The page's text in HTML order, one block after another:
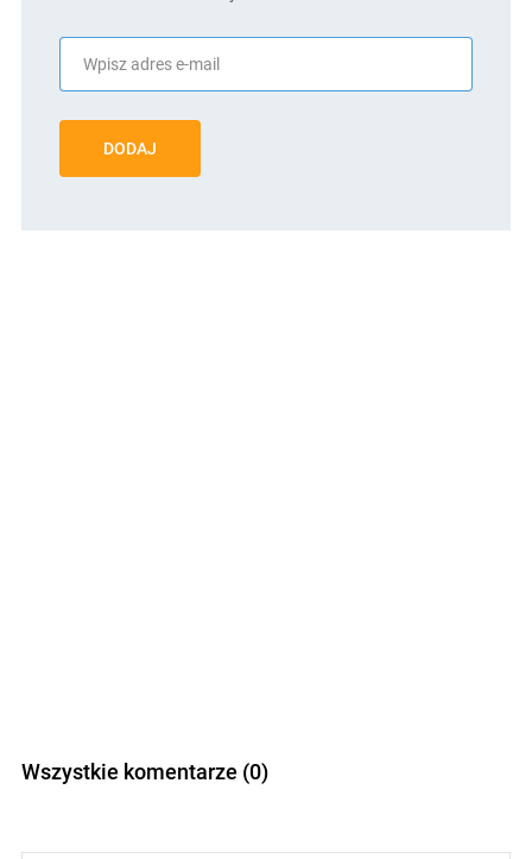
DODAJ
Wszystkie komentarze (0)